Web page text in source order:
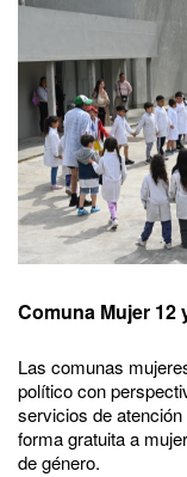
Comuna Mujer 12
Las comunas
político con
servicios de
forma gratuita a
de género.